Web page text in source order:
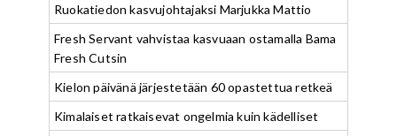
Ruokatiedon kasvujohtajaksi Marjukka Mattio
Fresh Servant vahvistaa kasvuaan ostamalla Bama
Fresh Cutsin
Kielon päivänä järjestetään 60 opastettua retkeä
Kimalaiset ratkaisevat ongelmia kuin kädelliset